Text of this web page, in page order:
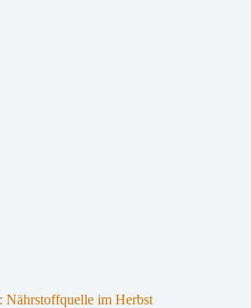
Nährstoffquelle im Herbst